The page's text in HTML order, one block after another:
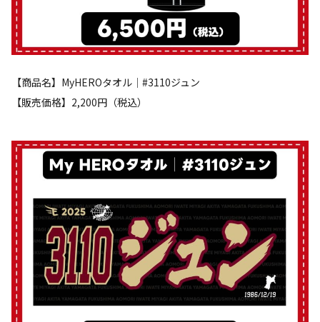
【商品名】MyHEROタオル│#3110ジュン
【販売価格】2,200円（税込）